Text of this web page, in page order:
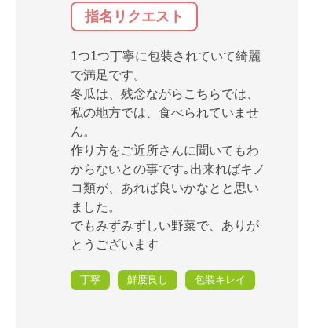
指名リクエスト
1つ1つ丁寧に包装されていて綺麗
で満足です。
冬瓜は、残念ながらこちらでは、
私の地方では、食べられていませ
ん。
作り方をご近所さんに聞いてもわ
からないとの事です｡出来ればキノ
コ類が、あれば良いかなとと思い
ました。
でもみずみずしい野菜で、ありが
とうございます
丁寧 鮮度良し 包装キレイ